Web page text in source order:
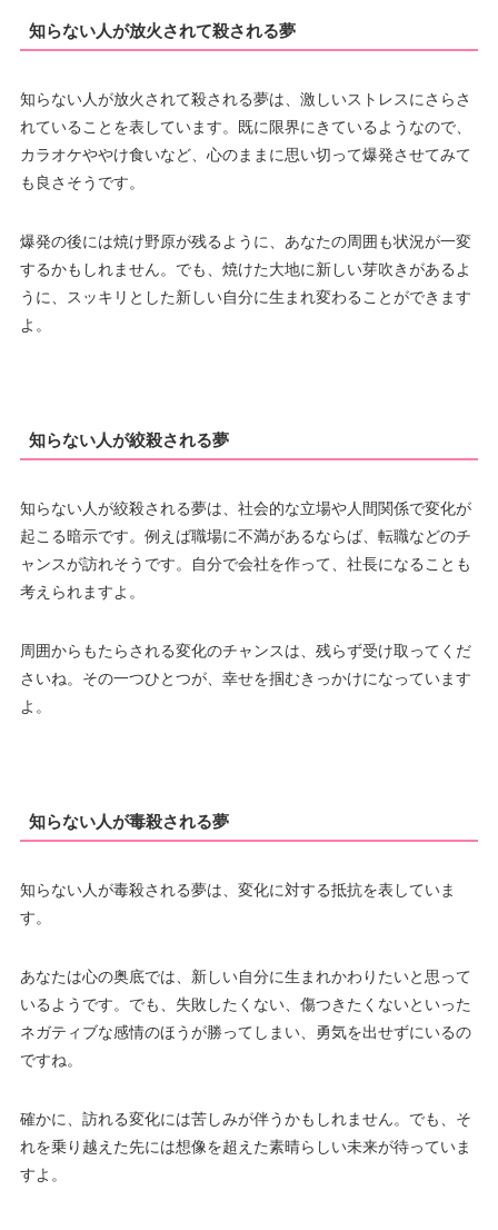
知らない人が放火されて殺される夢
知らない人が放火されて殺される夢は、激しいストレスにさらさ
れていることを表しています。既に限界にきているようなので、
カラオケややけ食いなど、心のままに思い切って爆発させてみて
も良さそうです。
爆発の後には焼け野原が残るように、あなたの周囲も状況が一変
するかもしれません。でも、焼けた大地に新しい芽吹きがあるよ
うに、スッキリとした新しい自分に生まれ変わることができます
よ。
知らない人が絞殺される夢
知らない人が絞殺される夢は、社会的な立場や人間関係で変化が
起こる暗示です。例えば職場に不満があるならば、転職などのチ
ャンスが訪れそうです。自分で会社を作って、社長になることも
考えられますよ。
周囲からもたらされる変化のチャンスは、残らず受け取ってくだ
さいね。その一つひとつが、幸せを掴むきっかけになっています
よ。
知らない人が毒殺される夢
知らない人が毒殺される夢は、変化に対する抵抗を表していま
す。
あなたは心の奥底では、新しい自分に生まれかわりたいと思って
いるようです。でも、失敗したくない、傷つきたくないといった
ネガティブな感情のほうが勝ってしまい、勇気を出せずにいるの
ですね。
確かに、訪れる変化には苦しみが伴うかもしれません。でも、そ
れを乗り越えた先には想像を超えた素晴らしい未来が待っていま
すよ。